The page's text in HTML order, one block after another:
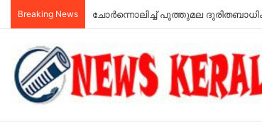
Breaking News ചോർന്നൊലിച്ച് പുത്തുമല